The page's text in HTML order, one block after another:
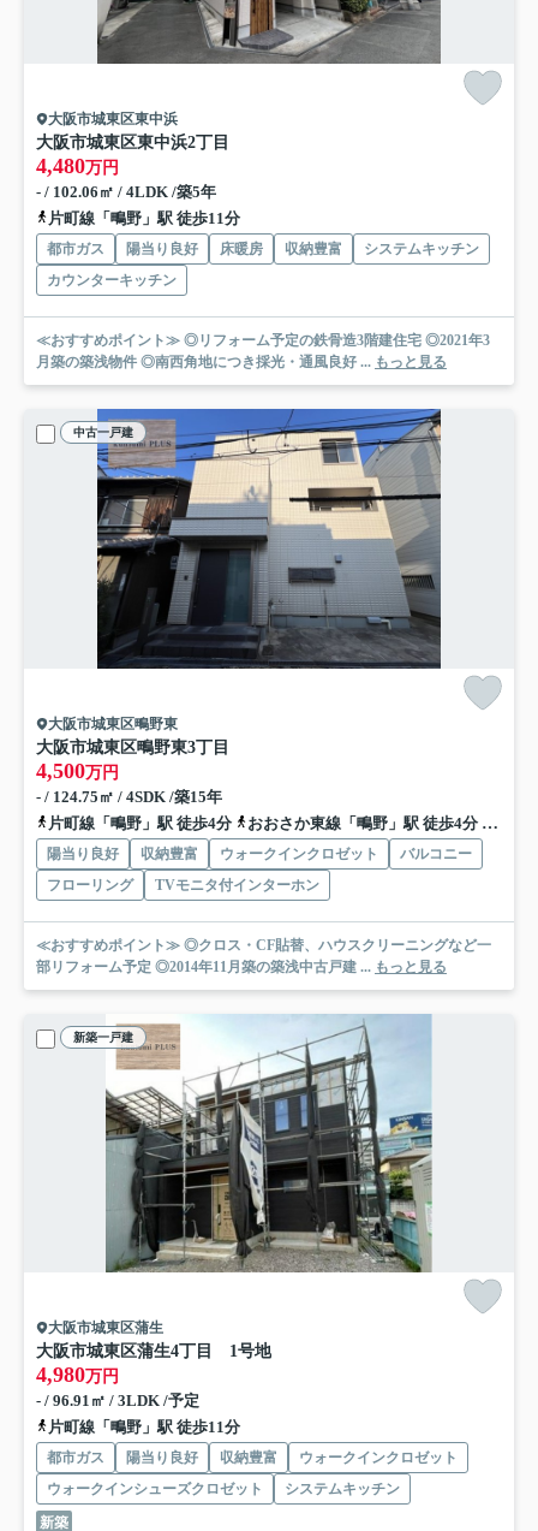
大阪市城東区東中浜
大阪市城東区東中浜2丁目
4,480万円
- / 102.06㎡ / 4LDK /築5年
片町線「鴫野」駅 徒歩11分
都市ガス 陽当り良好 床暖房 収納豊富
システムキッチン
カウンターキッチン
≪おすすめポイント≫ ◎リフォーム予定の鉄骨造3階建住宅 ◎2021年3
月築の築浅物件 ◎南西角地につき採光・通風良好 ... もっと見る
中古一戸建
大阪市城東区鴫野東
大阪市城東区鴫野東3丁目
4,500万円
- / 124.75㎡ / 4SDK /築15年
片町線「鴫野」駅 徒歩4分
おおさか東線「鴫野」駅 徒歩4分 地下
陽当り良好 収納豊富 ウォークインクロゼット
バルコニー
フローリング
TVモニタ付インターホン
≪おすすめポイント≫ ◎クロス・CF貼替、ハウスクリーニングなど一
部リフォーム予定 ◎2014年11月築の築浅中古戸建 ... もっと見る
新築一戸建
大阪市城東区蒲生
大阪市城東区蒲生4丁目 1号地
4,980万円
- / 96.91㎡ / 3LDK /予定
片町線「鴫野」駅 徒歩11分
都市ガス 陽当り良好 収納豊富
ウォークインクロゼット
ウォークインシューズクロゼット
システムキッチン
新築